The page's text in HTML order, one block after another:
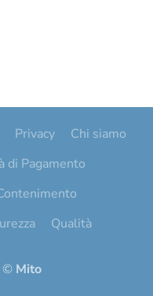
Privacy
Chi siamo
di Pagamento
Qualità
© Mito